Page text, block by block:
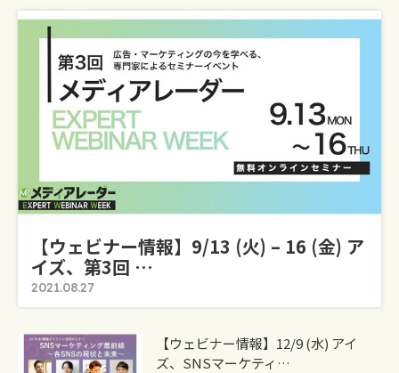
【ウェビナー情報】9/13 (火) – 16 (金) ア
イズ、第3回 …
2021.08.27
【ウェビナー情報】12/9 (水) アイ
ズ、SNSマーケティ…